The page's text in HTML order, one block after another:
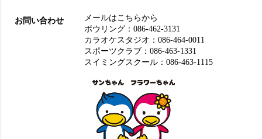
お問い合わせ
メールはこちらから
ボウリング：086-462-3131
カラオケスタジオ：086-464-0011
スポーツクラブ：086-463-1331
スイミングスクール：086-463-1115